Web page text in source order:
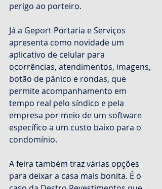
perigo ao porteiro.
Já a Geport Portaria e Serviços
apresenta como novidade um
aplicativo de celular para
ocorrências, atendimentos, imagens,
botão de pânico e rondas, que
permite acompanhamento em
tempo real pelo síndico e pela
empresa por meio de um software
específico a um custo baixo para o
condomínio.
A feira também traz várias opções
para deixar a casa mais bonita. É o